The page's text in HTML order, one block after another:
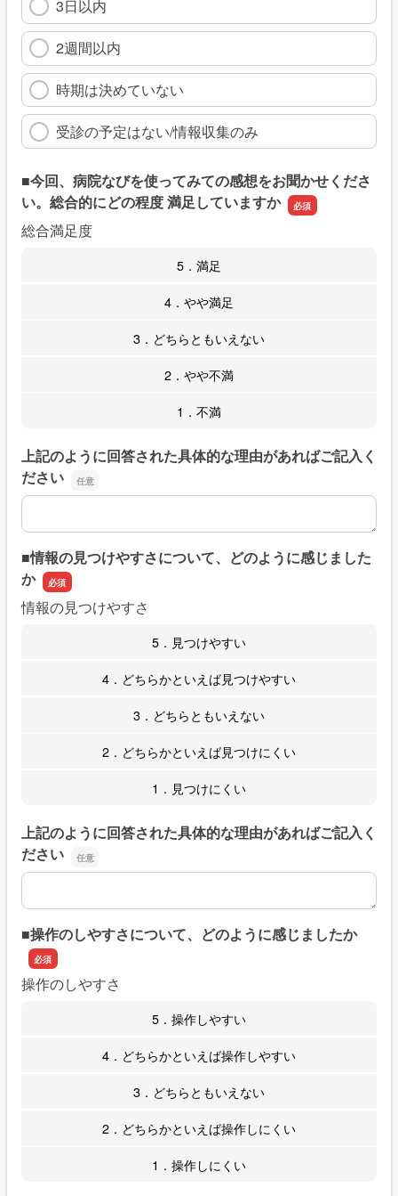
3日以内
2週間以内
時期は決めていない
受診の予定はない/情報収集のみ
■今回、病院なびを使ってみての感想をお聞かせくださ
い。総合的にどの程度 満足していますか
総合満足度
5．満足
4．やや満足
3．どちらともいえない
2．やや不満
1．不満
上記のように回答された具体的な理由があればご記入く
ださい
上記のように回答された具体的な理由があればご記入くだ
■情報の見つけやすさについて、どのように感じました
か
情報の見つけやすさ
5．見つけやすい
4．どちらかといえば見つけやすい
3．どちらともいえない
2．どちらかといえば見つけにくい
1．見つけにくい
上記のように回答された具体的な理由があればご記入く
ださい
上記のように回答された具体的な理由があればご記入くだ
■操作のしやすさについて、どのように感じましたか
操作のしやすさ
5．操作しやすい
4．どちらかといえば操作しやすい
3．どちらともいえない
2．どちらかといえば操作しにくい
1．操作しにくい